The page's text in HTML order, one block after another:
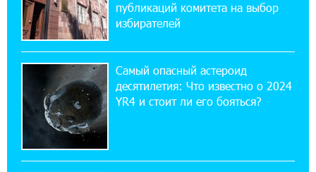
17:03:49 30-07-2026
Платформа Rate.Trading на Seaside Startup
14:44:13 29-07-2026
Состоялось открытие Khachaturian Rooftop
при поддержке IDBank
публикаций комитета на выбор
избирателей
Самый опасный астероид
десятилетия: Что известно о 2024
YR4 и стоит ли его бояться?